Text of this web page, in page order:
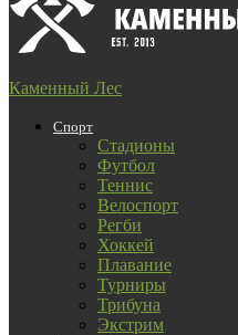
Каменный Лес
Спорт
Стадионы
Футбол
Теннис
Велоспорт
Регби
Хоккей
Плавание
Турниры
Трибуна
Экстрим